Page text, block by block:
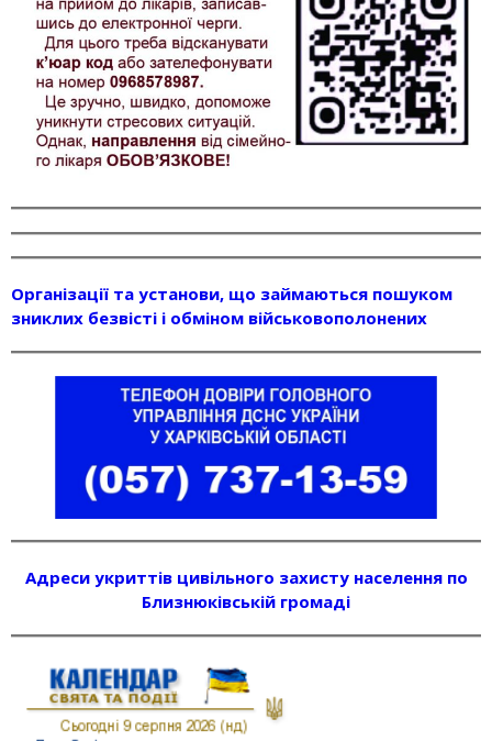
Організації та установи, що займаються пошуком
зниклих безвісті і обміном військовополонених
Адреси укриттів цивільного захисту населення по
Близнюківській громаді